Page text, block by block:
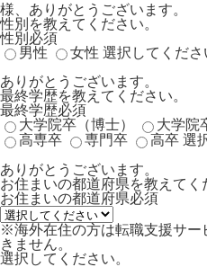
様、ありがとうございます。
性別を教えてください。
性別 必須
男性
女性 選択してくださ
ありがとうございます。
最終学歴を教えてください。
最終学歴必須
大学院卒（博士）
大学院
高専卒
専門卒 高卒 選
ありがとうございます。
お住まいの都道府県を教えてく
お住まいの都道府県必須
※海外在住の方は転職支援サー
きません。
選択してください。